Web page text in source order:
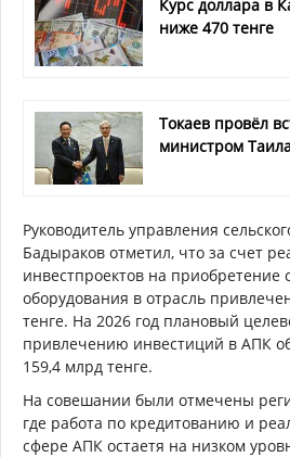
Курс доллара в
ниже 470 тенге
Токаев провёл
министром
Руководитель управления
Бадыраков отметил, что за счет
инвестпроектов на приобретение
оборудования в отрасль
тенге. На 2026 год плановый
привлечению инвестиций в АПК
159,4 млрд тенге.
На совешании были отмечены
где работа по кредитованию и
сфере АПК остаетя на низком